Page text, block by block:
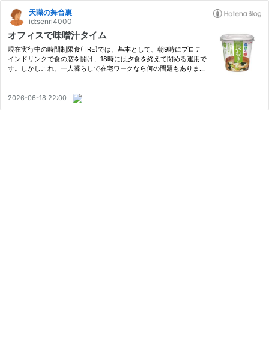
天職の舞台裏
id:senri4000
オフィスで味噌汁タイム
現在実行中の時間制限食(TRE)では、基本として、朝9時にプロテ
インドリンクで食の窓を開け、18時には夕食を終えて閉める運用で
す。しかしこれ、一人暮らしで在宅ワークなら何の問題もありませ
ク…
2026-06-18 22:00